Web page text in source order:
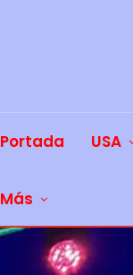
Portada USA
Más